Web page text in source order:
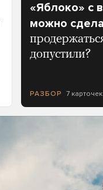
«Яблоко» с
можно
допустили?
РАЗБОР 7 карточек